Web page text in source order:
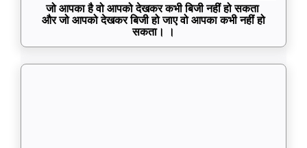
जो आपका है वो आपको देखकर कभी बिजी नहीं हो सकता
और जो आपको देखकर बिजी हो जाए वो आपका कभी नहीं हो
सकता। ।